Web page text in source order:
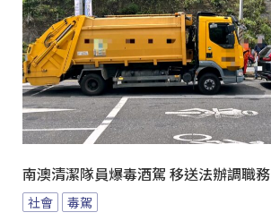
南澳清潔隊員爆毒酒駕 移送法辦調職務
社會 毒駕